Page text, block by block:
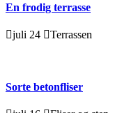
En frodig terrasse
juli 24 Terrassen
Sorte betonfliser